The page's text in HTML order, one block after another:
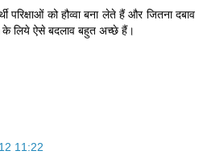
परिक्षाओं को हौव्वा बना लेते हैं और जितना दबाव
लिये ऐसे बदलाव बहुत अच्छे हैं।
11:22